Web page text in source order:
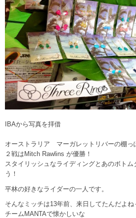
IBAから写真を拝借
オーストラリア マーガレットリバーの棚っ
２戦はMitch Rawlins が優勝！
スタイリッシュなライディングとあのボト
う！
平林の好きなライダーの一人です。
そんなミッチは13年前、来日してたんだよね
チームMANTAで懐かしいな